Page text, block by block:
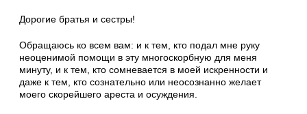
Дорогие братья и сестры!
Обращаюсь ко всем вам: и к тем, кто подал мне руку
неоценимой помощи в эту многоскорбную для меня
минуту, и к тем, кто сомневается в моей искренности и
даже к тем, кто сознательно или неосознанно желает
моего скорейшего ареста и осуждения.